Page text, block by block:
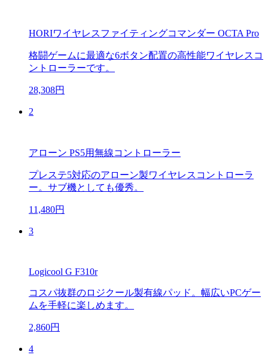
HORIワイヤレスファイティングコマンダー OCTA Pro
格闘ゲームに最適な6ボタン配置の高性能ワイヤレスコ
ントローラーです。
28,308円
2
アローン PS5用無線コントローラー
プレステ5対応のアローン製ワイヤレスコントローラ
ー。サブ機としても優秀。
11,480円
3
Logicool G F310r
コスパ抜群のロジクール製有線パッド。幅広いPCゲー
ムを手軽に楽しめます。
2,860円
4